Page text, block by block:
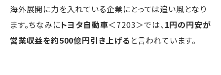
海外展開に力を入れている企業にとっては追い風となり
ます。ちなみにトヨタ自動車＜7203＞では、1円の円安が
営業収益を約500億円引き上げる と言われています。